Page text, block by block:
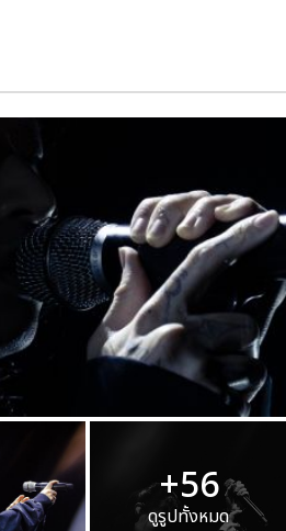
+56
ดูรูปทั้งหมด